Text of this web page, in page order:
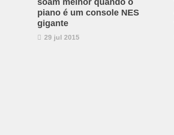
soam melhor quando o
piano é um console NES
gigante
29 jul 2015